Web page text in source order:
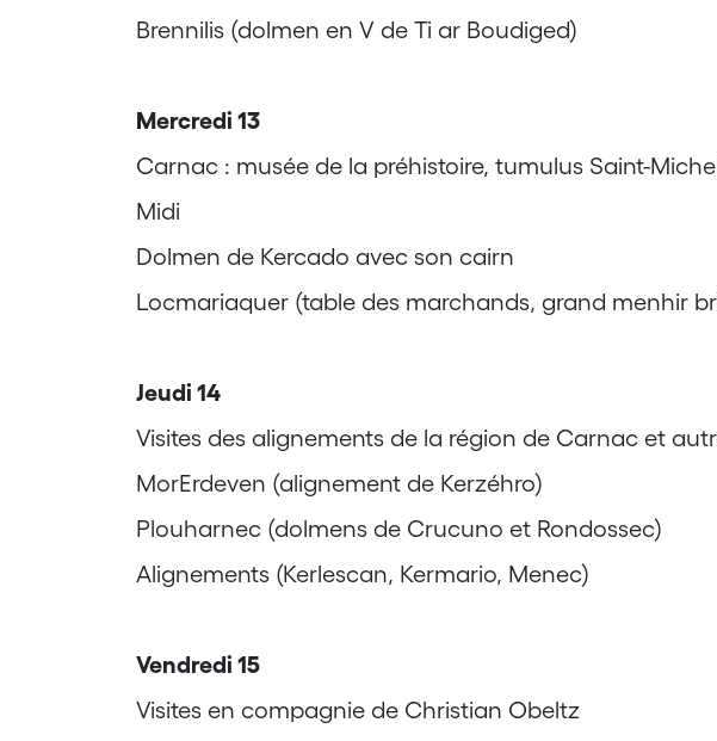
Brennilis (dolmen en V de Ti ar Boudiged)
Mercredi 13
Carnac : musée de la préhistoire, tumulus Saint-
Midi
Dolmen de Kercado avec son cairn
Locmariaquer (table des marchands, grand menhir
Jeudi 14
Visites des alignements de la région de Carnac et
MorErdeven (alignement de Kerzéhro)
Plouharnec (dolmens de Crucuno et Rondossec)
Alignements (Kerlescan, Kermario, Menec)
Vendredi 15
Visites en compagnie de Christian Obeltz